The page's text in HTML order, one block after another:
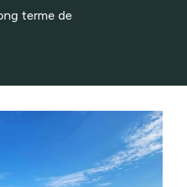
terme de